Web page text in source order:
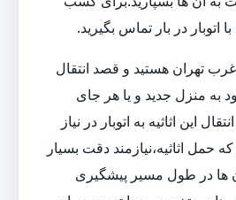
اتوبار در بار تماس بگیرید.
تهران هستید و قصد انتقال
به منزل جدید و یا هر جای
این اثاثیه به اتوبار در نیاز
حمل اثاثیه،نیازمند دقت بسیار
ها در طول مسیر پیشگیری